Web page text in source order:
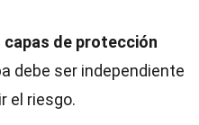
capas de protección
debe ser independiente
el riesgo.